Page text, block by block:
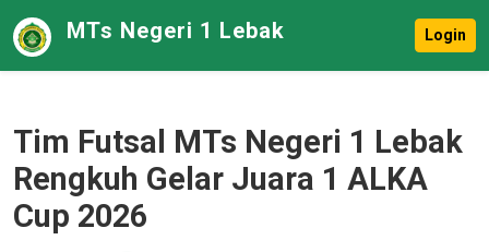
MTs Negeri 1 Lebak Login
Tim Futsal MTs Negeri 1 Lebak
Rengkuh Gelar Juara 1 ALKA
Cup 2026